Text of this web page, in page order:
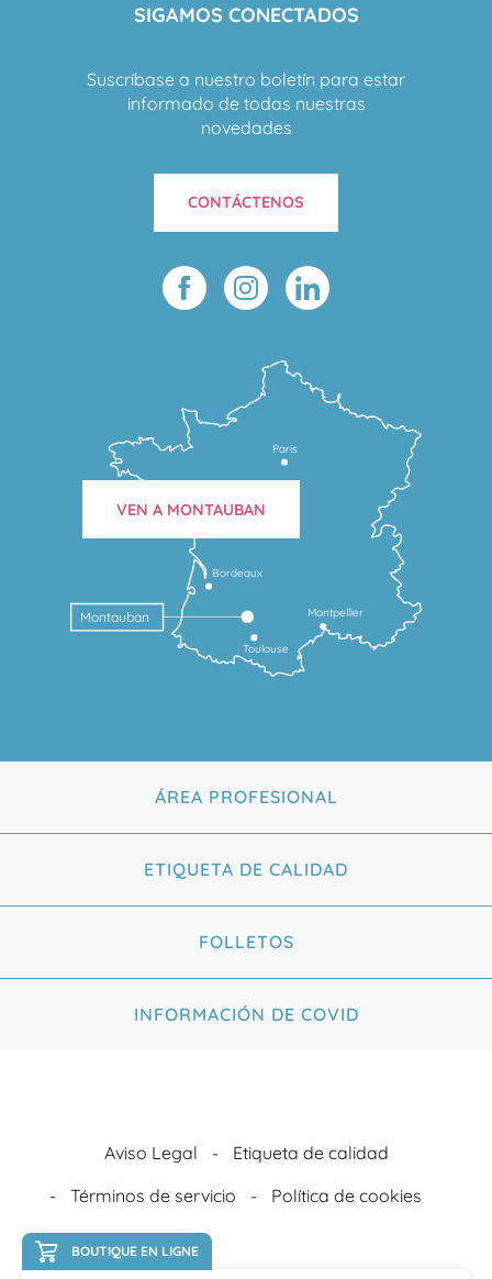
BOUTIQUE EN LIGNE
SIGAMOS CONECTADOS
Suscríbase a nuestro boletín para estar
informado de todas nuestras
novedades
CONTÁCTENOS
Toulouse
Montpellier
Bordeaux
Montauban
Paris
VEN A MONTAUBAN
ÁREA PROFESIONAL
ETIQUETA DE CALIDAD
FOLLETOS
INFORMACIÓN DE COVID
Aviso Legal
Etiqueta de calidad
Términos de servicio
Política de cookies